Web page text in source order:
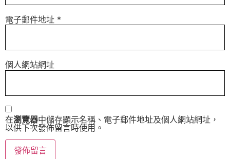
電子郵件地址 *
個人網站網址
在瀏覽器中儲存顯示名稱、電子郵件地址及個人網站網址，
以供下次發佈留言時使用。